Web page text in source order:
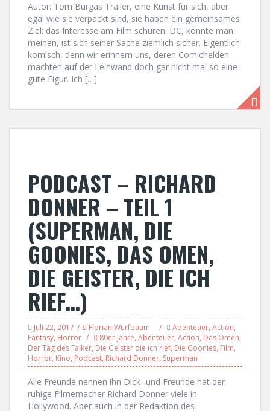
Autor: Tom Burgas Trailer, eine Kunst für sich, aber
egal wie sie verpackt sind, sie haben ein gemeinsames
Ziel: das Interesse am Film schüren. DC, könnte man
meinen, ist sich seiner Sache ziemlich sicher. Eigentlich
komisch, denn wir erinnern uns, deren Comichelden
machten auf der Leinwand doch gar nicht mal so eine
gute Figur. Ich […]
PODCAST – RICHARD
DONNER – TEIL 1
(SUPERMAN, DIE
GOONIES, DAS OMEN,
DIE GEISTER, DIE ICH
RIEF…)
Juli 22, 2017 Florian Wurfbaum Abenteuer, Action,
Fantasy, Horror 80er Jahre, Abenteuer, Action, Das Omen,
Der Tag des Falker, Die Geister die ich rief, Die Goonies, Film,
Horror, Kino, Podcast, Richard Donner, Superman
Alle Freunde nennen ihn Dick- und Freunde hat der
ruhige Filmemacher Richard Donner viele in
Hollywood. Aber auch in der Redaktion des